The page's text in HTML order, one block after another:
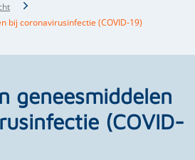
bij coronavirusinfectie (COVID-19)
geneesmiddelen
(COVID-